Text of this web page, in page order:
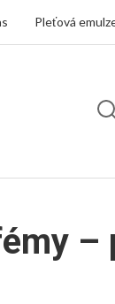
Pleťová
–